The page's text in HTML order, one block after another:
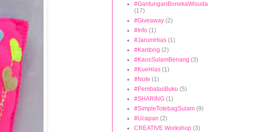
#GantunganBonekaWisuda
(17)
#Giveaway (2)
#Info (1)
#JarumHias (1)
#Kantong (2)
#KaosSulamBenang (3)
#KueHias (1)
#Note (1)
#PembatasBuku (5)
#SHARING (1)
#SimpleTotebagSulam (9)
#Ucapan (2)
CREATIVE Workshop (3)